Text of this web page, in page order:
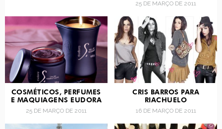
25 DE MARÇO DE 2011
COSMÉTICOS, PERFUMES
E MAQUIAGENS EUDORA
25 DE MARÇO DE 2011
CRIS BARROS PARA
RIACHUELO
16 DE MARÇO DE 2011